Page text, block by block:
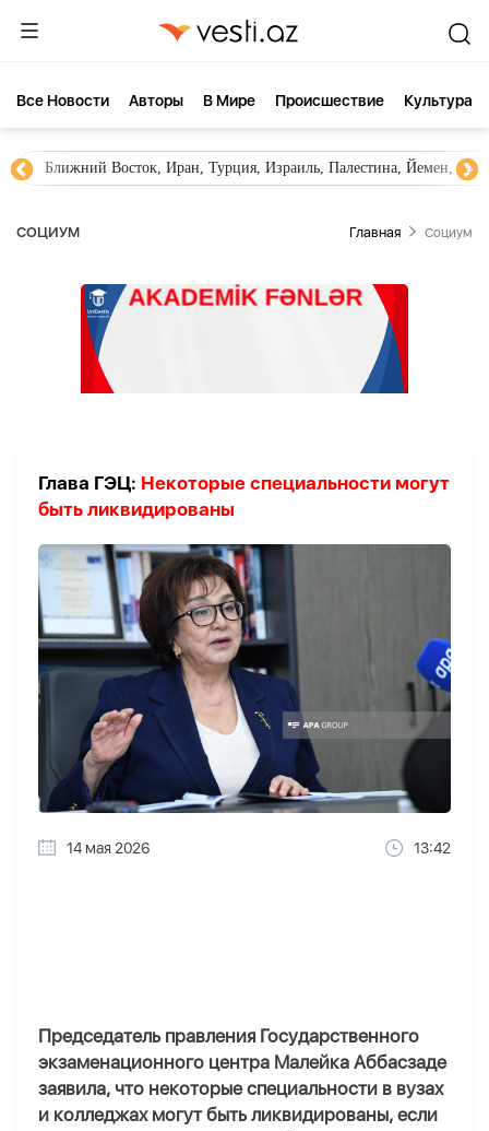
Все Новости Aвторы В Мире Происшествие Культура
Ближний Восток, Иран, Турция, Израиль, Палестина, Йемен,
СОЦИУМ Главная Социум
Глава ГЭЦ: Некоторые специальности могут
быть ликвидированы
14 мая 2026 13:42
Председатель правления Государственного
экзаменационного центра Малейка Аббасзаде
заявила, что некоторые специальности в вузах
и колледжах могут быть ликвидированы, если